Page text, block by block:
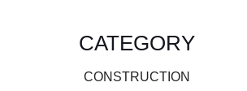
CATEGORY
CONSTRUCTION